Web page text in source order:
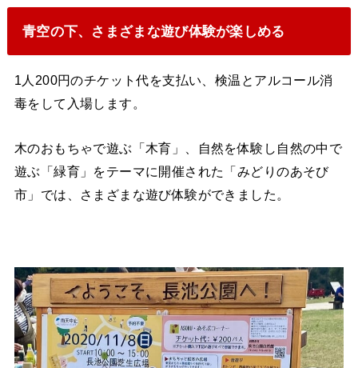
青空の下、さまざまな遊び体験が楽しめる
1人200円のチケット代を支払い、検温とアルコール消
毒をして入場します。
木のおもちゃで遊ぶ「木育」、自然を体験し自然の中で
遊ぶ「緑育」をテーマに開催された「みどりのあそび
市」では、さまざまな遊び体験ができました。